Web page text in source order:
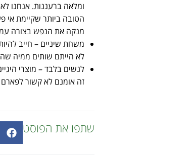
ומלאה ברעננות. אנחנו
הטובה ביותר שקיימת אי
מנקה את הנפש בצורה
משחת שיניים – חייב
לא הייתם שותים ממיה
לנשים בלבד – מוצרי
זה אומנם לא קשור
שתפו את הפוסט